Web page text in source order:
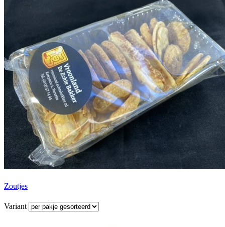
Zoutjes
Variant